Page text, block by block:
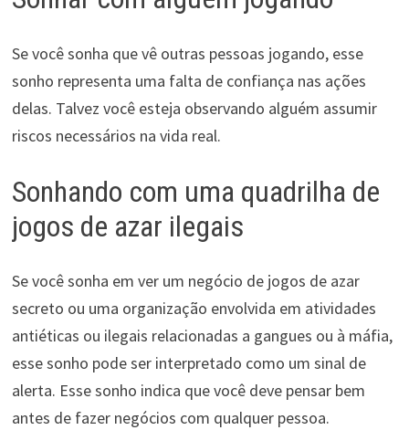
Se você sonha que vê outras pessoas jogando, esse
sonho representa uma falta de confiança nas ações
delas. Talvez você esteja observando alguém assumir
riscos necessários na vida real.
Sonhando com uma quadrilha de
jogos de azar ilegais
Se você sonha em ver um negócio de jogos de azar
secreto ou uma organização envolvida em atividades
antiéticas ou ilegais relacionadas a gangues ou à máfia,
esse sonho pode ser interpretado como um sinal de
alerta. Esse sonho indica que você deve pensar bem
antes de fazer negócios com qualquer pessoa.